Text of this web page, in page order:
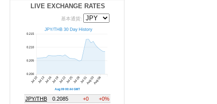
LIVE EXCHANGE RATES